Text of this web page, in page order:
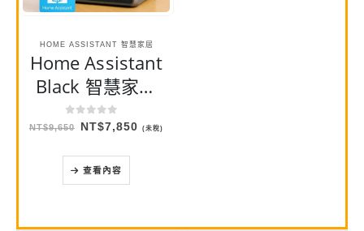
HOME ASSISTANT 智慧家居
Home Assistant
Black 智慧家庭
中樞 主機 預載
HAOS 比 Green
更穩定與快速(白
色機殼)
out of 5
NT$9,650
原
格：
NT$9,650。
NT$7,850 目
(未稅)
查看內容